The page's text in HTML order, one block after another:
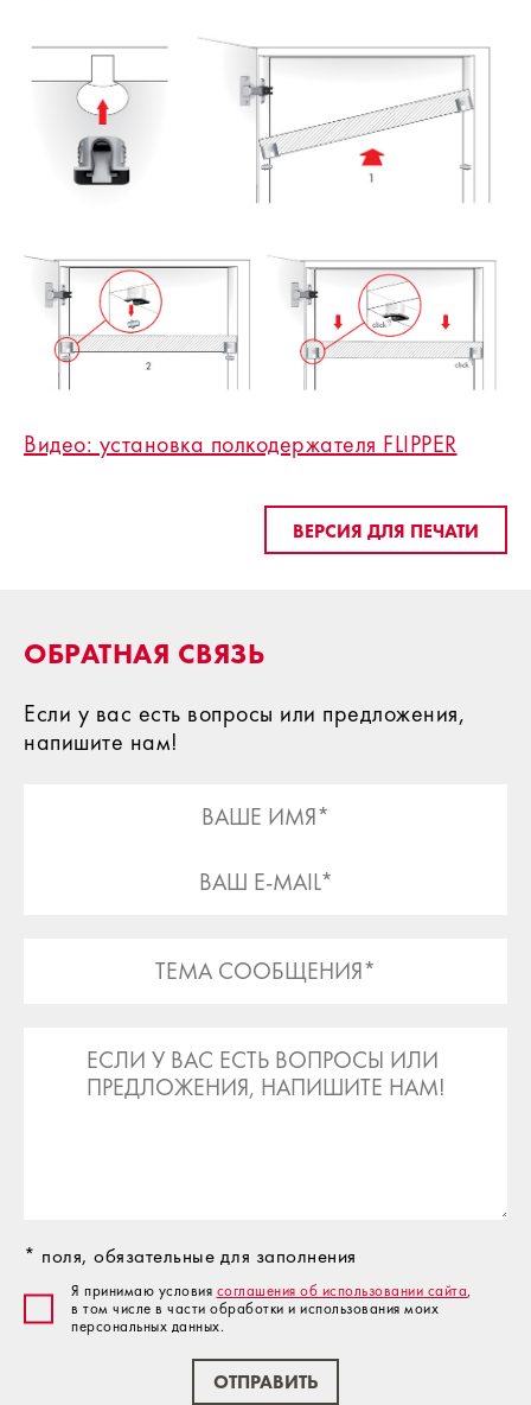
Видео: установка полкодержателя FLIPPER
ВЕРСИЯ ДЛЯ ПЕЧАТИ
ОБРАТНАЯ СВЯЗЬ
Если у вас есть вопросы или предложения,
напишите нам!
* поля, обязательные для заполнения
Я принимаю условия соглашения об использовании сайта,
в том числе в части обработки и использования моих
персональных данных.
ОТПРАВИТЬ